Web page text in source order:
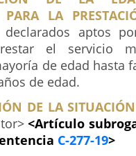
LA
declarados aptos
el servicio
de edad hasta
de edad.
DE LA
<Artículo
C-277-19>